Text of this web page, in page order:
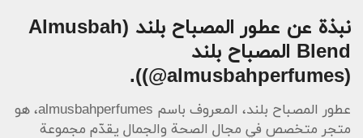
نبذة عن عطور المصباح بلند (Almusbah
(@almusbahperfumes)).
عطور المصباح بلند، المعروف باسم almusbahperfumes، هو
متجر متخصص في مجال الصحة والجمال يقدّم مجموعة